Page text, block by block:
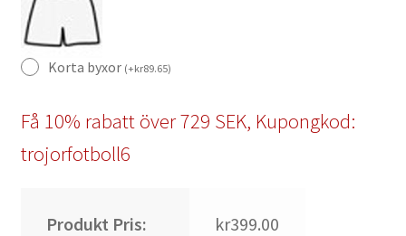
Korta byxor (+kr89.65)
Få 10% rabatt över 729 SEK, Kupongkod:
trojorfotboll6
Produkt Pris: kr399.00